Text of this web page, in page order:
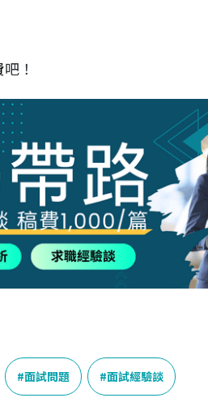
吧！
面試問題 面試經驗談